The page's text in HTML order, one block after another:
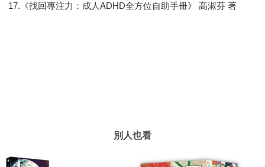
17.《找回專注力：成人ADHD全方位自助手冊》 高淑芬 著
別人也看